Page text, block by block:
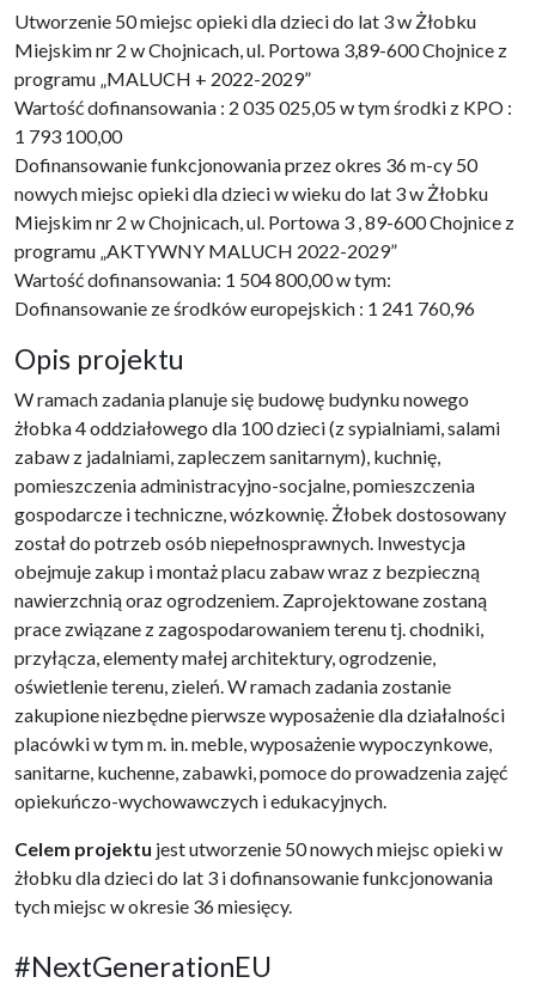
Utworzenie 50 miejsc opieki dla dzieci do lat 3 w Żłobku
Miejskim nr 2 w Chojnicach, ul. Portowa 3,89-600 Chojnice z
programu „MALUCH + 2022-2029”
Wartość dofinansowania : 2 035 025,05 w tym środki z KPO :
1 793 100,00
Dofinansowanie funkcjonowania przez okres 36 m-cy 50
nowych miejsc opieki dla dzieci w wieku do lat 3 w Żłobku
Miejskim nr 2 w Chojnicach, ul. Portowa 3 , 89-600 Chojnice z
programu „AKTYWNY MALUCH 2022-2029”
Wartość dofinansowania: 1 504 800,00 w tym:
Dofinansowanie ze środków europejskich : 1 241 760,96
Opis projektu
W ramach zadania planuje się budowę budynku nowego
żłobka 4 oddziałowego dla 100 dzieci (z sypialniami, salami
zabaw z jadalniami, zapleczem sanitarnym), kuchnię,
pomieszczenia administracyjno-socjalne, pomieszczenia
gospodarcze i techniczne, wózkownię. Żłobek dostosowany
został do potrzeb osób niepełnosprawnych. Inwestycja
obejmuje zakup i montaż placu zabaw wraz z bezpieczną
nawierzchnią oraz ogrodzeniem. Zaprojektowane zostaną
prace związane z zagospodarowaniem terenu tj. chodniki,
przyłącza, elementy małej architektury, ogrodzenie,
oświetlenie terenu, zieleń. W ramach zadania zostanie
zakupione niezbędne pierwsze wyposażenie dla działalności
placówki w tym m. in. meble, wyposażenie wypoczynkowe,
sanitarne, kuchenne, zabawki, pomoce do prowadzenia zajęć
opiekuńczo-wychowawczych i edukacyjnych.
Celem projektu jest utworzenie 50 nowych miejsc opieki w
żłobku dla dzieci do lat 3 i dofinansowanie funkcjonowania
tych miejsc w okresie 36 miesięcy.
#NextGenerationEU